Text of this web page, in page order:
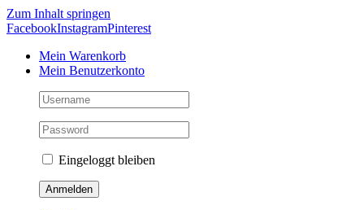
Zum Inhalt springen
FacebookInstagramPinterest
Mein Warenkorb
Mein Benutzerkonto
Eingeloggt bleiben